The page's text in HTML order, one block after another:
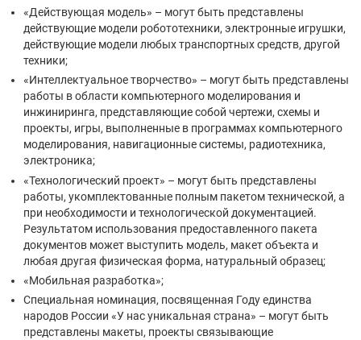
«Действующая модель» – могут быть представлены
действующие модели робототехники, электронные игрушки,
действующие модели любых транспортных средств, другой
техники;
«Интеллектуальное творчество» – могут быть представлены
работы в области компьютерного моделирования и
инжиниринга, представляющие собой чертежи, схемы и
проекты, игры, выполненные в программах компьютерного
моделирования, навигационные системы, радиотехника,
электроника;
«Технологический проект» – могут быть представлены
работы, укомплектованные полным пакетом технической, а
при необходимости и технологической документацией.
Результатом использования предоставленного пакета
документов может выступить модель, макет объекта и
любая другая физическая форма, натуральный образец;
«Мобильная разработка»;
Специальная номинация, посвященная Году единства
народов России «У нас уникальная страна» – могут быть
представлены макеты, проекты связывающие